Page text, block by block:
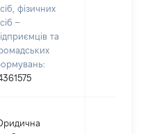
фізичних
–
та